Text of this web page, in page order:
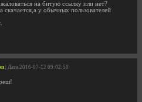
на битую ссылку или нет?
у обычных пользователей
| Дата 2016-07-12 09:02:50